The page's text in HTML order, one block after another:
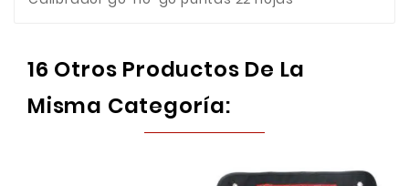
16 Otros Productos De La
Misma Categoría: